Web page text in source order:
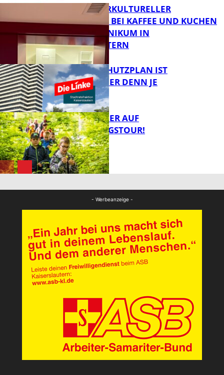
FB News
FB Gesundheit
NEUER INTERKULTURELLER
TREFFPUNKT BEI KAFFEE UND KUCHEN
IM PFALZKLINIKUM IN
KAISERSLAUTERN
FB News
EIN HITZESCHUTZPLAN IST
NOTWENDIGER DENN JE
MIT DEM JÄGER AUF
ENTDECKUNGSTOUR!
- Werbeanzeige -